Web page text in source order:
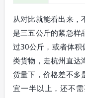
从对比就能看出来，
是三五公斤的紧急样
过30公斤，或者体积
类货物，走杭州直达
货量下，价格差不多
宜一半以上，还不